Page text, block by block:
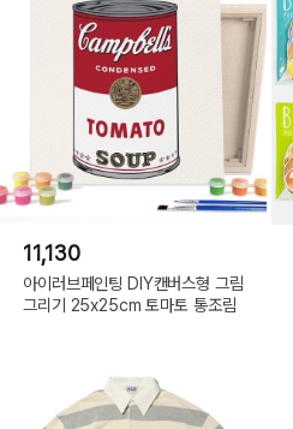
11,130
아이러브페인팅 DIY캔버스형 그림
그리기 25x25cm 토마토 통조림